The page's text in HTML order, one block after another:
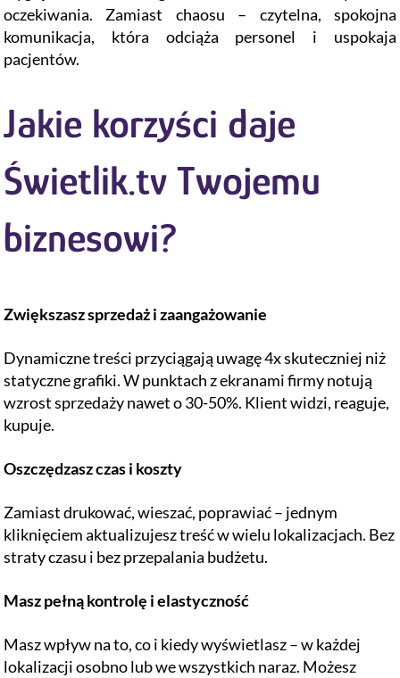
oczekiwania. Zamiast chaosu – czytelna, spokojna
komunikacja, która odciąża personel i uspokaja
pacjentów.
Jakie korzyści daje
Świetlik.tv Twojemu
biznesowi?
Zwiększasz sprzedaż i zaangażowanie
Dynamiczne treści przyciągają uwagę 4x skuteczniej niż
statyczne grafiki. W punktach z ekranami firmy notują
wzrost sprzedaży nawet o 30-50%. Klient widzi, reaguje,
kupuje.
Oszczędzasz czas i koszty
Zamiast drukować, wieszać, poprawiać – jednym
kliknięciem aktualizujesz treść w wielu lokalizacjach. Bez
straty czasu i bez przepalania budżetu.
Masz pełną kontrolę i elastyczność
Masz wpływ na to, co i kiedy wyświetlasz – w każdej
lokalizacji osobno lub we wszystkich naraz. Możesz